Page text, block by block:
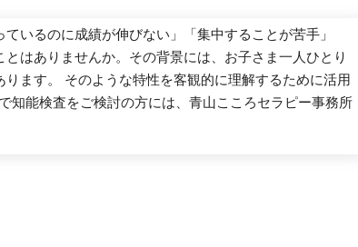
いるのに成績が伸びない」「集中することが苦手」
はありませんか。その背景には、お子さま一人ひとり
ます。 そのような特性を客観的に理解するために活用
知能検査をご検討の方には、青山こころセラピー事務所